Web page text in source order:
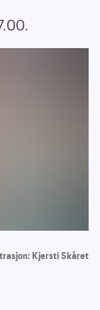
Kjersti Skåret